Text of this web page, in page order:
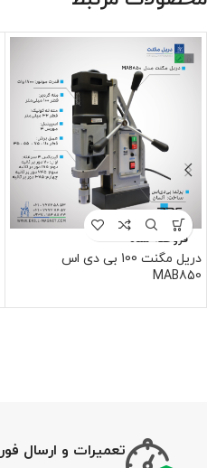
فروخته شده
دریل مگنت 100 بی دی اس
MAB850
تعمیرات و ارسال